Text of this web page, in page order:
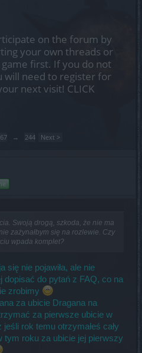
on the forum by
your own threads or
first. If you do not
will need to register for
next visit! CLICK
→ 244 Next >
Swoją drogą, szkoda, że nie ma
zażynałbym się na rozlewie. Czy
wpada komplet?
się nie pojawiła, ale nie
dopisać do pytań z FAQ, co na
zrobimy
za ubicie Dragana na
za pierwsze ubicie w
rok temu otrzymałeś cały
tym roku za ubicie jej pierwszy